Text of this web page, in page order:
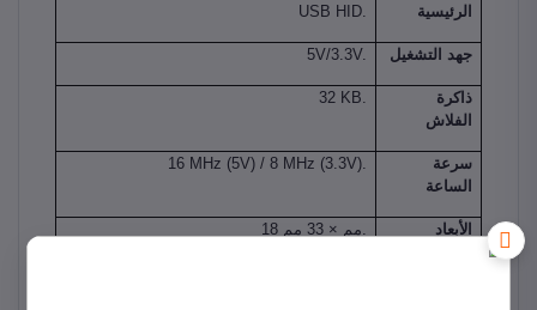
الرئيسية
USB HID.
جهد التشغيل 5V/3.3V.
ذاكرة
الفلاش
32 KB.
سرعة
الساعة
16 MHz (5V) / 8 MHz (3.3V).
الأبعاد